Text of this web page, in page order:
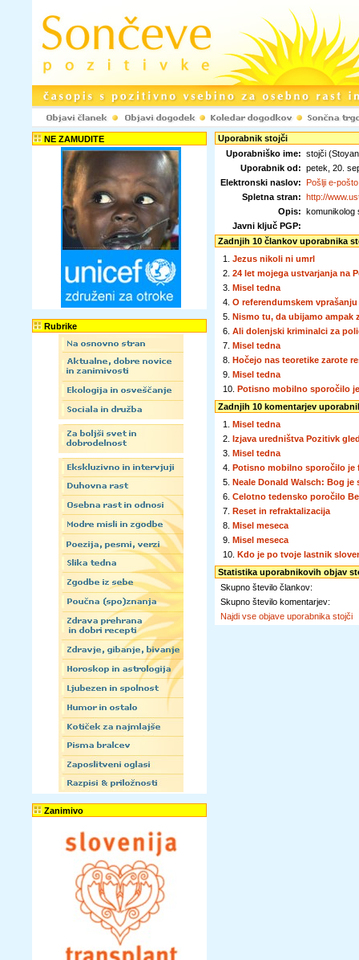
NE ZAMUDITE
Rubrike
Zanimivo
Uporabnik stojči
Uporabniško ime: stojči
Uporabnik od: petek, 20.
Elektronski naslov: Pošlji e-pošto
Spletna stran: http://
Opis: komunikolog
Javni ključ PGP:
Zadnjih 10 člankov uporabnika
1. Jezus nikoli ni umrl
2. 24 let mojega ustvarjanja na
3. Misel tedna
4. O referendumskem
5. Nismo tu, da ubijamo ampak
6. Ali dolenjski kriminalci za
7. Misel tedna
8. Hočejo nas teoretike zarote
9. Misel tedna
10. Potisno mobilno sporočilo
Zadnjih 10 komentarjev
1. Misel tedna
2. Izjava uredništva Pozitivk
3. Misel tedna
4. Potisno mobilno sporočilo je
5. Neale Donald Walsch: Bog
6. Celotno tedensko poročilo
7. Reset in refraktalizacija
8. Misel meseca
9. Misel meseca
10. Kdo je po tvoje lastnik
Statistika uporabnikovih objav
Skupno število člankov:
Skupno število komentarjev:
Najdi vse objave uporabnika stojči